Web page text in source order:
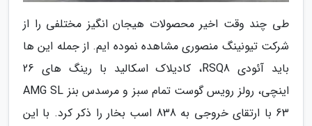
طی چند وقت اخیر محصولات هیجان انگیز مختلفی را از
شرکت تیونینگ منصوری مشاهده نموده ایم. از جمله این ها
باید آئودی RSQ8، کادیلاک اسکالید با رینگ های 26
اینچی، رولز رویس گوست تمام سبز و مرسدس بنز AMG SL
63 با ارتقای خروجی به 838 اسب بخار را ذکر کرد. با این